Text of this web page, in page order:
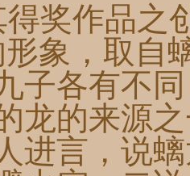
奖作品之
象，取自
子各有不
龙的来源
进言，说